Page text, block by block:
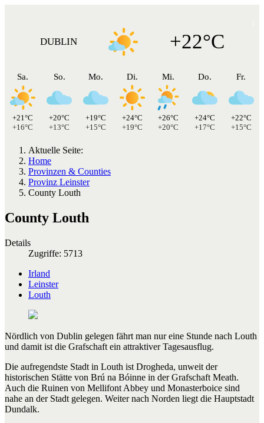
DUBLIN +22°C
Sa.
+21°C
+16°C
So.
+20°C
+13°C
Mo.
+19°C
+15°C
Di.
+24°C
+19°C
Mi.
+26°C
+20°C
Do.
+24°C
+17°C
Fr.
+22°C
+15°C
Aktuelle Seite:
Home
Provinzen & Counties
Provinz Leinster
County Louth
County Louth
Details
Zugriffe: 5713
Irland
Leinster
Louth
Nördlich von Dublin gelegen fährt man nur eine Stunde nach Louth
und damit ist die Grafschaft ein attraktiver Tagesausflug.
Die aufregendste Stadt in Louth ist Drogheda, unweit der
historischen Stätte von Brú na Bóinne in der Grafschaft Meath.
Auch die Ruinen von Mellifont Abbey und Monasterboice sind
nahe an der Stadt gelegen. Weiter nach Norden liegt die Hauptstadt
Dundalk.